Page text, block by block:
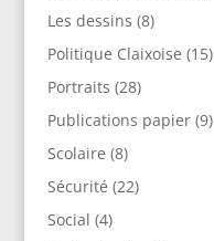
Les dessins (8)
Politique Claixoise (15)
Portraits (28)
Publications papier(9)
Scolaire (8)
Sécurité (22)
Social (4)